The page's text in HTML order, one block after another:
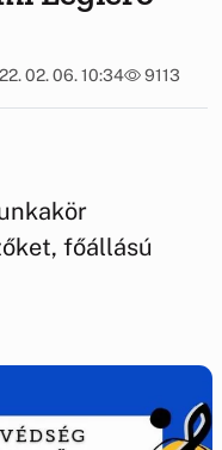
02. 06. 10:34 9113
főállású